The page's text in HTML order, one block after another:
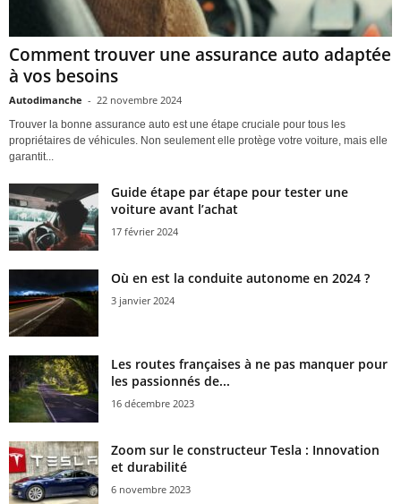
Comment trouver une assurance auto adaptée
à vos besoins
Autodimanche - 22 novembre 2024
Trouver la bonne assurance auto est une étape cruciale pour tous les
propriétaires de véhicules. Non seulement elle protège votre voiture, mais elle
garantit...
Guide étape par étape pour tester une
voiture avant l’achat
17 février 2024
Où en est la conduite autonome en 2024 ?
3 janvier 2024
Les routes françaises à ne pas manquer pour
les passionnés de...
16 décembre 2023
Zoom sur le constructeur Tesla : Innovation
et durabilité
6 novembre 2023